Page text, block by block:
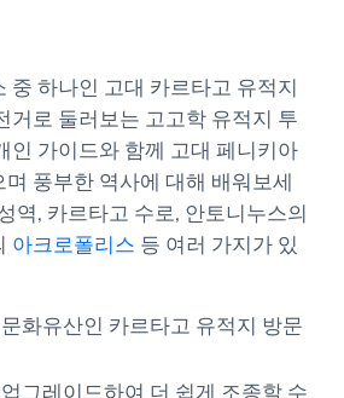
중 하나인 고대 카르타고 유적지
거로 둘러보는 고고학 유적지 투
인 가이드와 함께 고대 페니키아
풍부한 역사에 대해 배워보세
역, 카르타고 수로, 안토니누스의
아크로폴리스 등 여러 가지가 있
화유산인 카르타고 유적지 방문
그레이드하여 더 쉽게 조종할 수